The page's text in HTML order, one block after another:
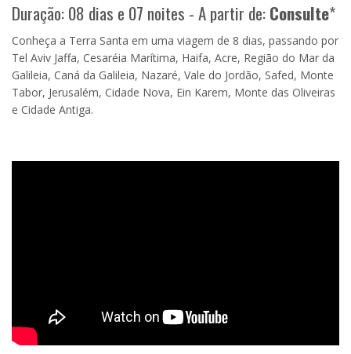
Duração: 08 dias e 07 noites - A partir de:Consulte*
Conheça a Terra Santa em uma viagem de 8 dias, passando por
Tel Aviv Jaffa, Cesaréia Marítima, Haifa, Acre, Região do Mar da
Galileia, Caná da Galileia, Nazaré, Vale do Jordão, Safed, Monte
Tabor, Jerusalém, Cidade Nova, Ein Karem, Monte das Oliveiras
e Cidade Antiga.